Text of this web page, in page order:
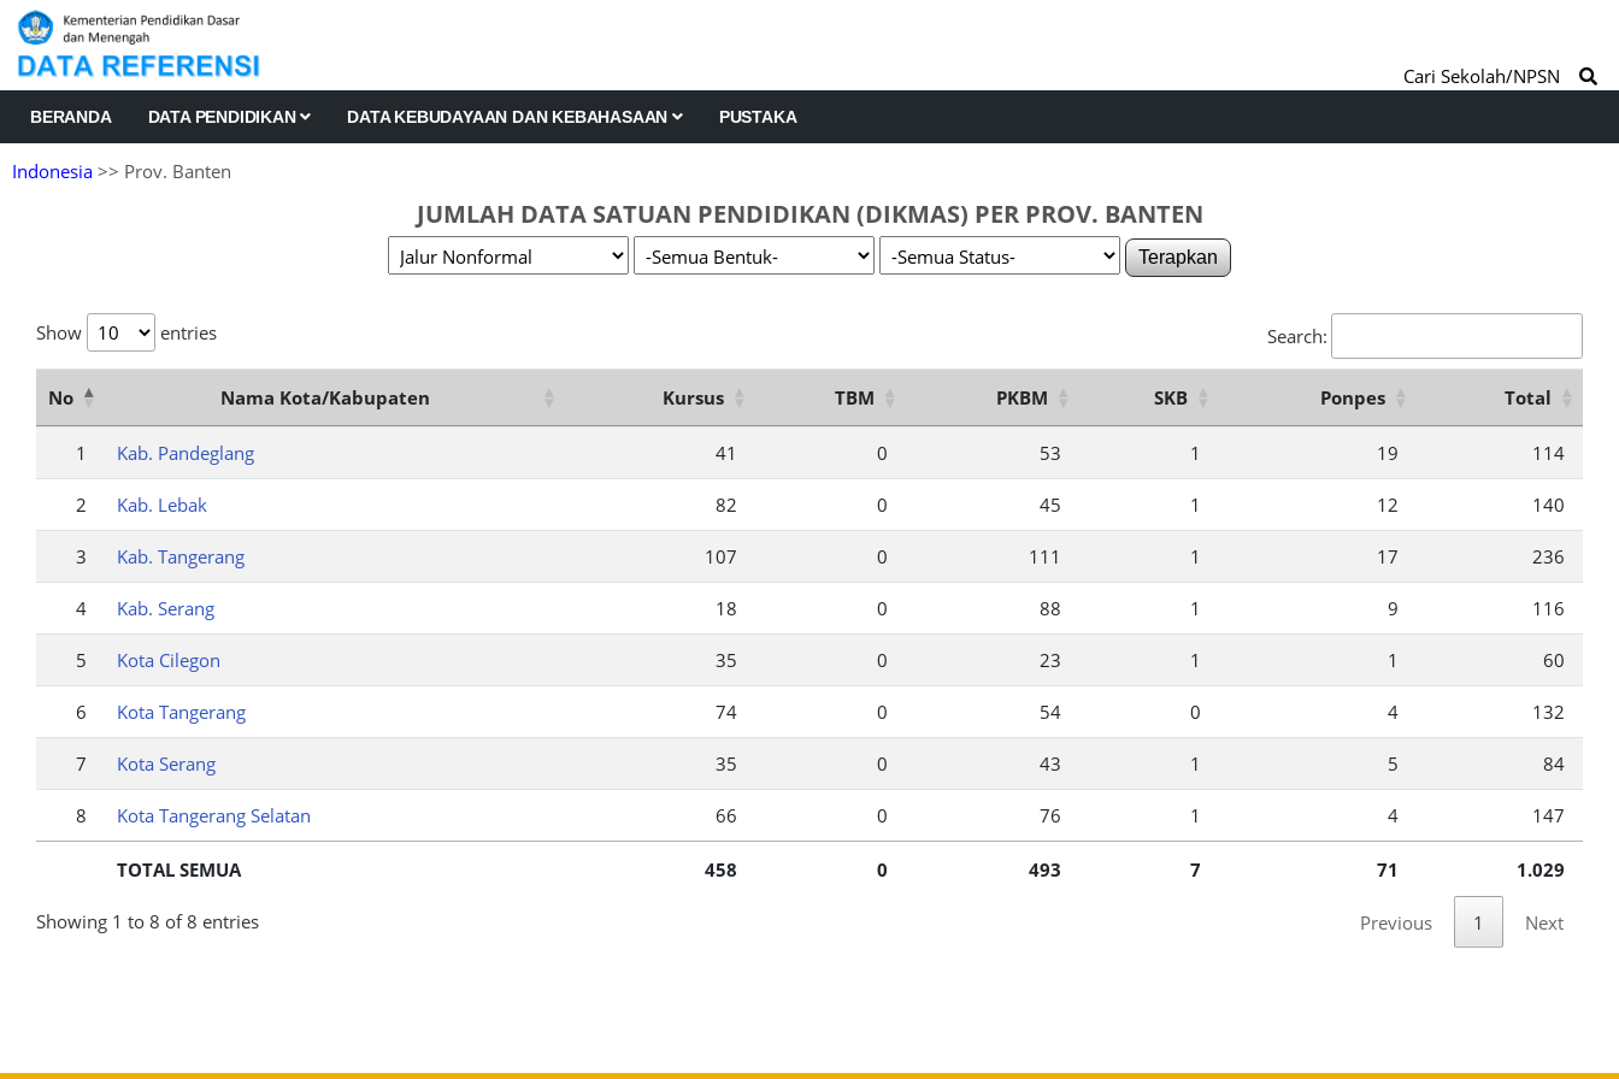
BERANDA DATA PENDIDIKAN DATA KEBUDAYAAN DAN KEBAHASAAN PUSTAKA
Cari Sekolah/NPSN
Indonesia >> Prov. Banten
JUMLAH DATA SATUAN PENDIDIKAN (DIKMAS) PER PROV. BANTEN
Terapkan
Show entries Search:
No Nama Kota/Kabupaten Kursus TBM PKBM SKB Ponpes Total
1 Kab. Pandeglang 41 0 53 1 19 114
2 Kab. Lebak 82 0 45 1 12 140
3 Kab. Tangerang 107 0 111 1 17 236
4 Kab. Serang 18 0 88 1 9 116
5 Kota Cilegon 35 0 23 1 1 60
6 Kota Tangerang 74 0 54 0 4 132
7 Kota Serang 35 0 43 1 5 84
8 Kota Tangerang Selatan 66 0 76 1 4 147
TOTAL SEMUA 458 0 493 7 71 1.029
Showing 1 to 8 of 8 entries Previous 1 Next